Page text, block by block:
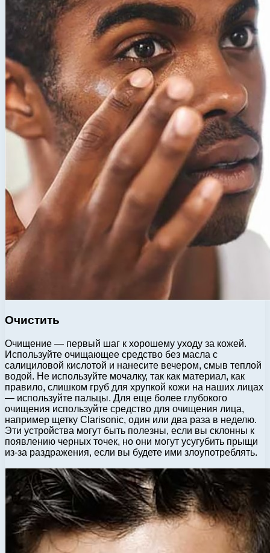
Очистить
Очищение — первый шаг к хорошему уходу за кожей.
Используйте очищающее средство без масла с
салициловой кислотой и нанесите вечером, смыв теплой
водой. Не используйте мочалку, так как материал, как
правило, слишком груб для хрупкой кожи на наших лицах
— используйте пальцы. Для еще более глубокого
очищения используйте средство для очищения лица,
например щетку Clarisonic, один или два раза в неделю.
Эти устройства могут быть полезны, если вы склонны к
появлению черных точек, но они могут усугубить прыщи
из-за раздражения, если вы будете ими злоупотреблять.